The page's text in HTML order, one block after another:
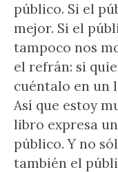
público. Si el
mejor. Si el
tampoco nos
el refrán: si
cuéntalo en un
Así que estoy
libro expresa
público. Y no
también el